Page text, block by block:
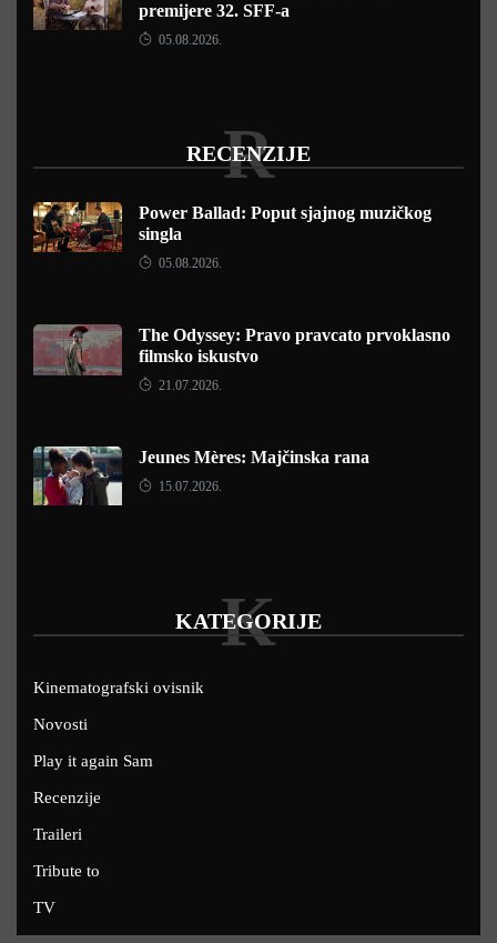
premijere 32. SFF-a
05.08.2026.
RECENZIJE
R
Power Ballad: Poput sjajnog muzičkog
singla
05.08.2026.
The Odyssey: Pravo pravcato prvoklasno
filmsko iskustvo
21.07.2026.
Jeunes Mères: Majčinska rana
15.07.2026.
KATEGORIJE
K
Kinematografski ovisnik
Novosti
Play it again Sam
Recenzije
Traileri
Tribute to
TV